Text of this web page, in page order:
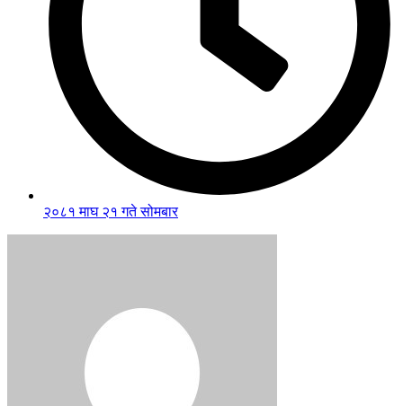
२०८१ माघ २१ गते सोमबार